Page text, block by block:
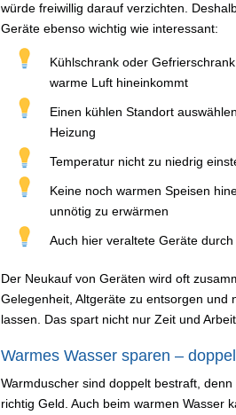
würde freiwillig darauf verzichten.
Geräte ebenso wichtig wie interessant:
Kühlschrank oder
warme Luft hineinkommt
Einen kühlen Standort
Heizung
Temperatur nicht zu niedrig
Keine noch warmen Speisen
unnötig zu erwärmen
Auch hier veraltete Geräte
Der Neukauf von Geräten wird oft
Gelegenheit, Altgeräte zu entsorgen
lassen. Das spart nicht nur Zeit und
Warmes Wasser sparen –
Warmduscher sind doppelt bestraft,
richtig Geld. Auch beim warmen Wasser